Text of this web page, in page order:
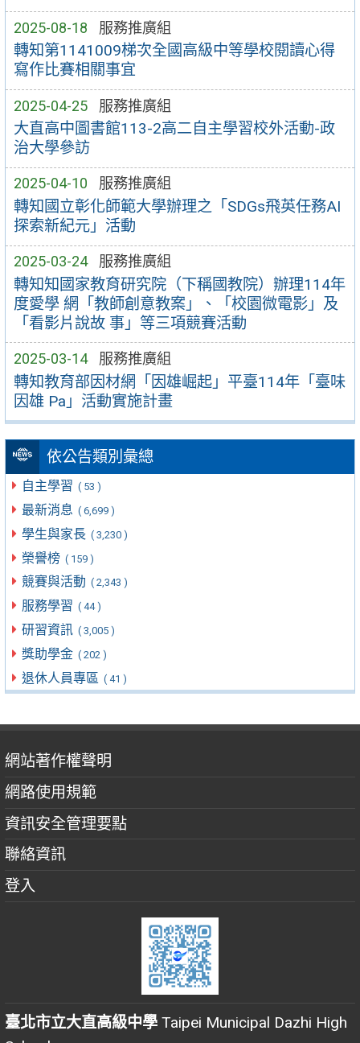
2025-08-18 服務推廣組
轉知第1141009梯次全國高級中等學校閱讀心得
寫作比賽相關事宜
2025-04-25 服務推廣組
大直高中圖書館113-2高二自主學習校外活動-政
治大學參訪
2025-04-10 服務推廣組
轉知國立彰化師範大學辦理之「SDGs飛英任務AI
探索新紀元」活動
2025-03-24 服務推廣組
轉知知國家教育研究院（下稱國教院）辦理114年
度愛學 網「教師創意教案」、「校園微電影」及
「看影片說故 事」等三項競賽活動
2025-03-14 服務推廣組
轉知教育部因材網「因雄崛起」平臺114年「臺味
因雄 Pa」活動實施計畫
依公告類別彙總
自主學習 ( 53 )
最新消息 ( 6,699 )
學生與家長 ( 3,230 )
榮譽榜 ( 159 )
競賽與活動 ( 2,343 )
服務學習 ( 44 )
研習資訊 ( 3,005 )
獎助學金 ( 202 )
退休人員專區 ( 41 )
網站著作權聲明
網路使用規範
資訊安全管理要點
聯絡資訊
登入
臺北市立大直高級中學 Taipei Municipal Dazhi High